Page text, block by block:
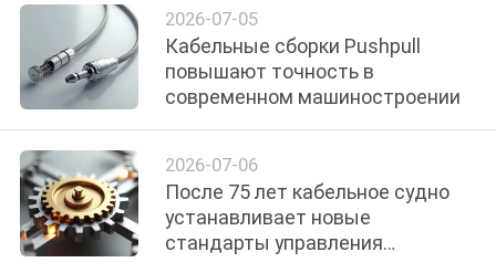
2026-07-05
Кабельные сборки Pushpull
повышают точность в
современном машиностроении
2026-07-06
После 75 лет кабельное судно
устанавливает новые
стандарты управления